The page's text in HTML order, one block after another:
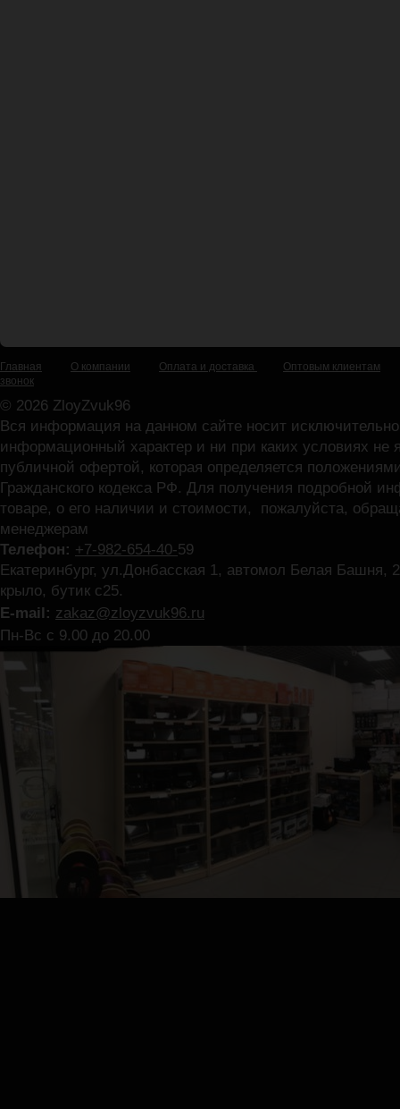
Главная О компании Оплата и доставка
Оптовым клиентам
звонок
© 2026 ZloyZvuk96
Вся информация на данном сайте носит исключительно
информационный характер и ни при каких условиях не
публичной офертой, которая определяется
Гражданского кодекса РФ. Для получения подробной
товаре, о его наличии и стоимости, пожалуйста,
менеджерам
Телефон: +7-982-654-40-59
Екатеринбург, ул.Донбасская 1, автомол Белая Башня,
крыло, бутик с25.
E-mail: zakaz@zloyzvuk96.ru
Пн-Вс с 9.00 до 20.00